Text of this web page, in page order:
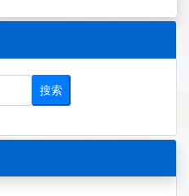
搜索